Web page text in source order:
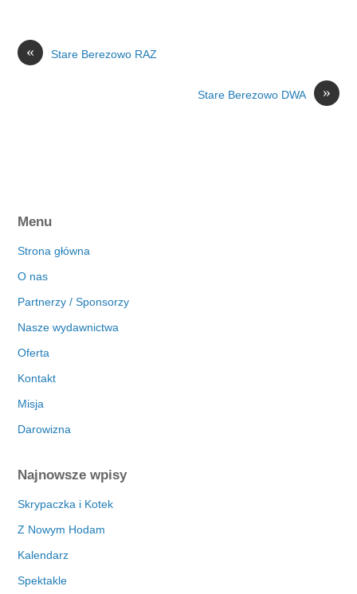
« Stare Berezowo RAZ
»
Stare Berezowo DWA
Menu
Strona główna
O nas
Partnerzy / Sponsorzy
Nasze wydawnictwa
Oferta
Kontakt
Misja
Darowizna
Najnowsze wpisy
Skrypaczka i Kotek
Z Nowym Hodam
Kalendarz
Spektakle